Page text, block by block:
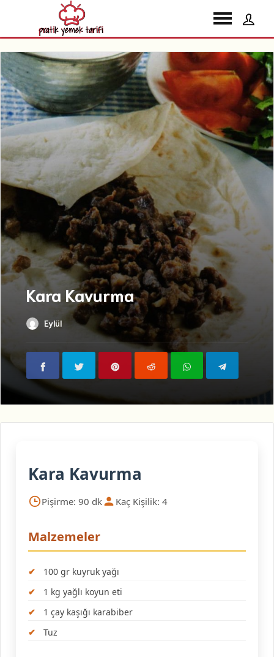
Kara Kavurma
Eylül
Kara Kavurma
Pişirme: 90 dk Kaç Kişilik: 4
Malzemeler
100 gr kuyruk yağı
1 kg yağlı koyun eti
1 çay kaşığı karabiber
Tuz